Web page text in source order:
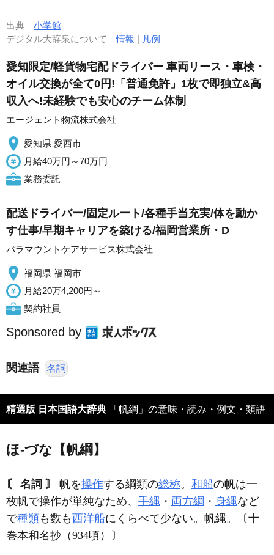
出典 小学館
デジタル大辞泉について情報 | 凡例
愛知限定/軽貨物宅配ドライバー 車両リース・車検・
オイル交換が全て0円!「普通免許」1枚で即独立&高
収入へ!未経験でも安心のチーム体制
エージェント物流株式会社
愛知県 愛西市
月給40万円～70万円
業務委託
配送ドライバー/固定ルート/各種手当充実/体を動か
す仕事/早期キャリアを築ける/福岡営業所・D
パラマウントケアサービス株式会社
福岡県 福岡市
月給20万4,200円～
契約社員
Sponsored by
関連語 名詞
精選版 日本国語大辞典 「帆綱」の意味・読み・例文・類語
ほ‐づな【帆綱】
〘 名詞 〙 帆を操作する綱類の総称。 和船の帆は一
枚帆で操作が単純なため、 手縄 ・ 両方綱 ・ 身縄など
で種類も数も西洋船にくらべて少ない。帆縄。〔十
巻本和名抄（934頃）〕